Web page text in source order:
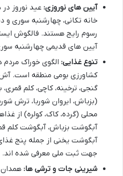
آیین های نوروزی: عید نوروز
خانه تکانی، چهارشنبه سوری و
رسوم رایج هستند. فالگوش
آیین های قدیمی چهارشنبه
تنوع غذایی: الگوی خوراک
کشاورزی بومی منطقه است.
گنجی، ترخینه، کاچی، کلم
(بزباش، ایروان شوربا، ترش
محلی (گرده، کاک، کولره) از
آبگوشت بزباش، آبگوشت کلم
آبگوشت یخنی از جمله پنج
جهت ثبت ملی معرفی شده اند.
شیرینی جات و ترشی ها: همدان